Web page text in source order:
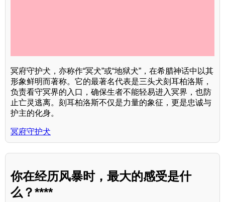
冥府守护犬，亦称作“冥犬”或“地狱犬”，在希腊神话中以其
形象鲜明而著称。它的最著名代表是三头犬刻耳柏洛斯，
负责看守冥界的入口，确保生者不能轻易进入冥界，也防
止亡灵逃离。刻耳柏洛斯不仅是力量的象征，更是忠诚与
护主的化身。
冥府守护犬
你在经历风暴时，最大的感受是什
么？****